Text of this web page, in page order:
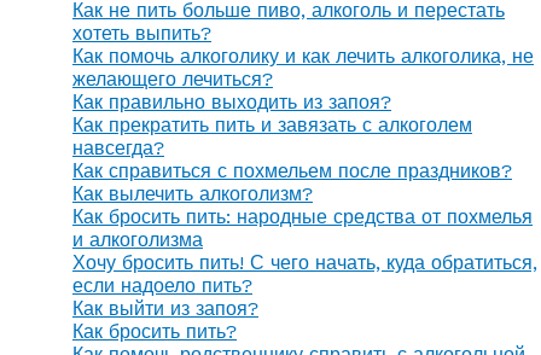
Как не пить больше пиво, алкоголь и перестать
хотеть выпить?
Как помочь алкоголику и как лечить алкоголика, не
желающего лечиться?
Как правильно выходить из запоя?
Как прекратить пить и завязать с алкоголем
навсегда?
Как справиться с похмельем после праздников?
Как вылечить алкоголизм?
Как бросить пить: народные средства от похмелья
и алкоголизма
Хочу бросить пить! С чего начать, куда обратиться,
если надоело пить?
Как выйти из запоя?
Как бросить пить?